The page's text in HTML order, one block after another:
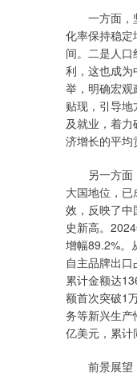
一方面，坚
化率保持稳
间。二是人
利，这也成为
举，明确宏
贴现，引导
及就业，着
济增长的平均
另一方面，
大国地位，
效，反映了
史新高。
增幅89.2%。
自主品牌出
累计金额达
额首次突破1
务等新兴生产
亿美元，累计
前景展望